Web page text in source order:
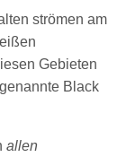
strömen am
Gebieten
Black
allen